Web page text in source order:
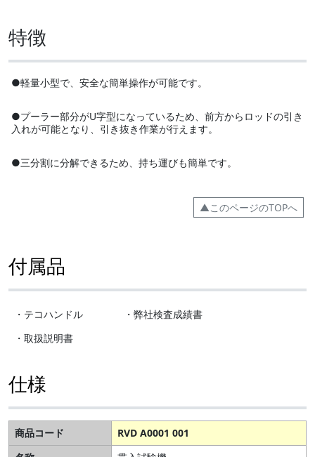
特徴
●軽量小型で、安全な簡単操作が可能です。
●プーラー部分がU字型になっているため、前方からロッドの引き
入れが可能となり、引き抜き作業が行えます。
●三分割に分解できるため、持ち運びも簡単です。
▲このページのTOPへ
付属品
・テコハンドル
・弊社検査成績書
・取扱説明書
仕様
商品コード
RVD A0001 001